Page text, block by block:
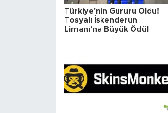
Türkiye'nin Gururu Oldu!
Tosyalı İskenderun
Limanı'na Büyük Ödül